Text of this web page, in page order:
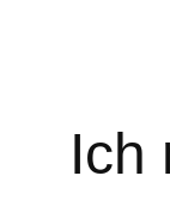
Ich